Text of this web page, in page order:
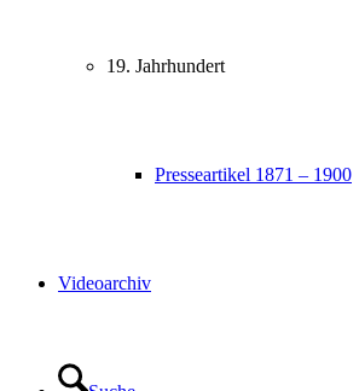
19. Jahrhundert
Presseartikel 1871 – 1900
Videoarchiv